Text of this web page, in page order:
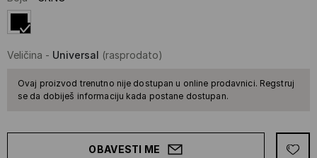
Veličina - Universal (rasprodato)
Ovaj proizvod trenutno nije dostupan u online prodavnici. Regstruj
se da dobiješ informaciju kada postane dostupan.
OBAVESTI ME